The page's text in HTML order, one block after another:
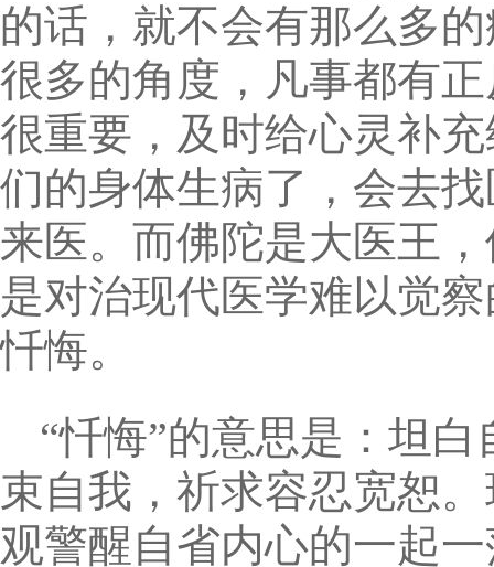
的话，就不会有那么多
很多的角度，凡事都有
很重要，及时给心灵补
们的身体生病了，会去
来医。而佛陀是大医王
是对治现代医学难以觉
忏悔。
“忏悔”的意思是：坦
束自我，祈求容忍宽恕
观警醒自省内心的一起